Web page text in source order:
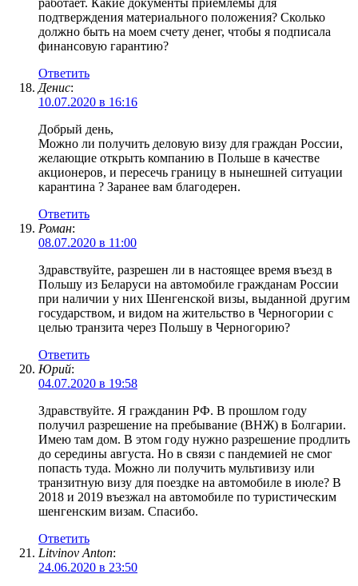
подтверждения материального положения? Сколько
должно быть на моем счету денег, чтобы я подписала
финансовую гарантию?
Ответить
Денис:
10.07.2020 в 16:16
Добрый день,
Можно ли получить деловую визу для граждан России,
желающие открыть компанию в Польше в качестве
акционеров, и пересечь границу в нынешней ситуации
карантина ? Заранее вам благодерен.
Ответить
Роман:
08.07.2020 в 11:00
Здравствуйте, разрешен ли в настоящее время въезд в
Польшу из Беларуси на автомобиле гражданам России
при наличии у них Шенгенской визы, выданной другим
государством, и видом на жительство в Черногории с
целью транзита через Польшу в Черногорию?
Ответить
Юрий:
04.07.2020 в 19:58
Здравствуйте. Я гражданин РФ. В прошлом году
получил разрешение на пребывание (ВНЖ) в Болгарии.
Имею там дом. В этом году нужно разрешение продлить
до середины августа. Но в связи с пандемией не смог
попасть туда. Можно ли получить мультивизу или
транзитную визу для поездке на автомобиле в июле? В
2018 и 2019 въезжал на автомобиле по туристическим
шенгенским визам. Спасибо.
Ответить
Litvinov Anton:
24.06.2020 в 23:50